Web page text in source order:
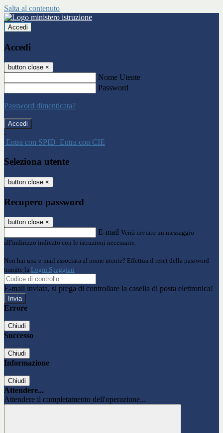
Salta al contenuto
Accedi
Accedi
button close ×
Nome Utente
Password
Password dimenticata?
-
Entra con SPID Entra con CIE
Seleziona utente
button close ×
Recupero password
button close ×
E-mail Verrà inviato un messaggio
all'indirizzo indicato con le istruzioni necessarie.
Non hai una e-mail associata al nome utente? Effettua il reset della password
tramite la Login Spaggiari
E-mail inviata, si prega di controllare la casella di posta elettronica!
Errore
Chiudi
Successo
Chiudi
Informazione
Chiudi
Attendere...
Attendere il completamento dell'operazione...